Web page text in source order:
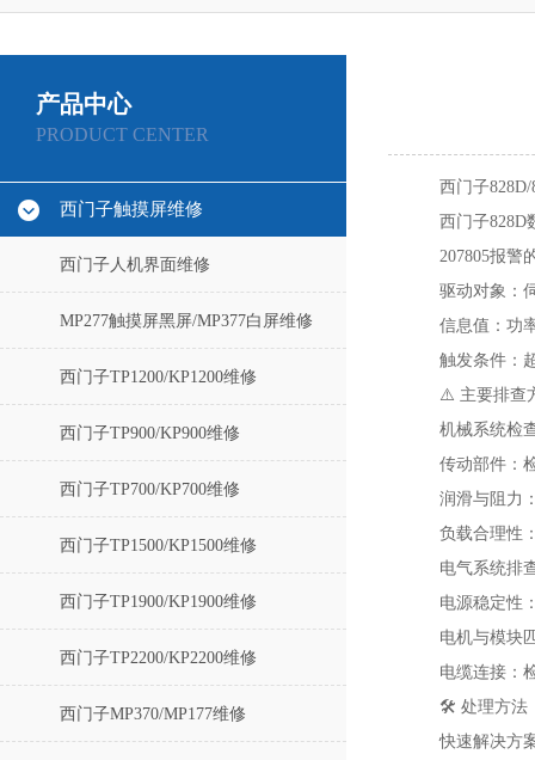
产品中心
PRODUCT CENTER
西门子触摸屏维修
西门子人机界面维修
MP277触摸屏黑屏/MP377白屏维修
西门子TP1200/KP1200维修
西门子TP900/KP900维修
西门子TP700/KP700维修
西门子TP1500/KP1500维修
西门子TP1900/KP1900维修
西门子TP2200/KP2200维修
西门子MP370/MP177维修
西门子
西门子828D
207805报警‌
驱动对象‌：
信息值‌：功
触发条件‌：
⚠️ 主要排查
机械系统检
传动部件‌：
润滑与阻力‌
负载合理性‌
电气系统排
电源稳定性‌
电机与模块
电缆连接‌：
🛠️ 处理方法
快速解决方